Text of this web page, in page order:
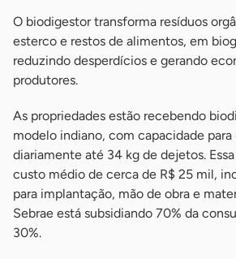
O biodigestor transforma resíduos
esterco e restos de alimentos, em
reduzindo desperdícios e gerando
produtores.
As propriedades estão recebendo
modelo indiano, com capacidade para
diariamente até 34 kg de dejetos.
custo médio de cerca de R$ 25 mil,
para implantação, mão de obra e
Sebrae está subsidiando 70% da
30%.